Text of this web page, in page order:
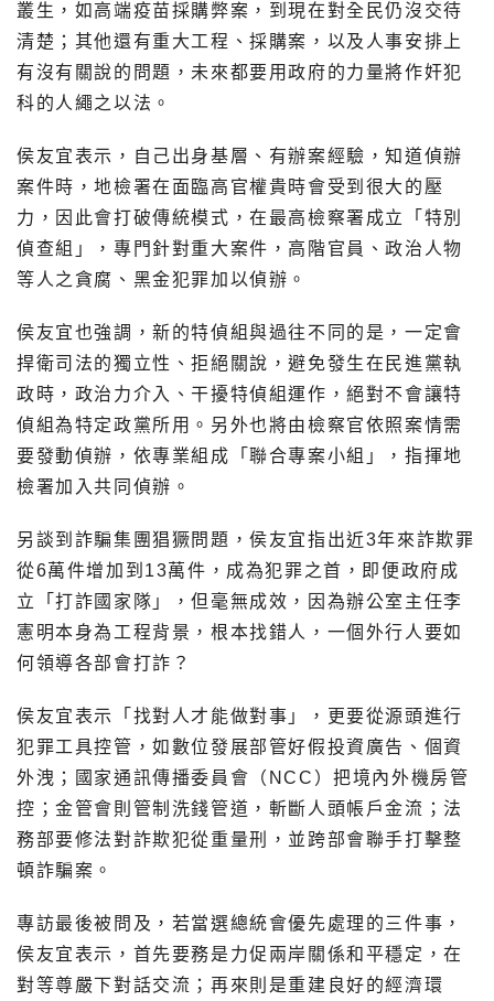
叢生，如高端疫苗採購弊案，到現在對全民仍沒交待
清楚；其他還有重大工程、採購案，以及人事安排上
有沒有關說的問題，未來都要用政府的力量將作奸犯
科的人繩之以法。
侯友宜表示，自己出身基層、有辦案經驗，知道偵辦
案件時，地檢署在面臨高官權貴時會受到很大的壓
力，因此會打破傳統模式，在最高檢察署成立「特別
偵查組」，專門針對重大案件，高階官員、政治人物
等人之貪腐、黑金犯罪加以偵辦。
侯友宜也強調，新的特偵組與過往不同的是，一定會
捍衛司法的獨立性、拒絕關說，避免發生在民進黨執
政時，政治力介入、干擾特偵組運作，絕對不會讓特
偵組為特定政黨所用。另外也將由檢察官依照案情需
要發動偵辦，依專業組成「聯合專案小組」，指揮地
檢署加入共同偵辦。
另談到詐騙集團猖獗問題，侯友宜指出近3年來詐欺罪
從6萬件增加到13萬件，成為犯罪之首，即便政府成
立「打詐國家隊」，但毫無成效，因為辦公室主任李
憲明本身為工程背景，根本找錯人，一個外行人要如
何領導各部會打詐？
侯友宜表示「找對人才能做對事」，更要從源頭進行
犯罪工具控管，如數位發展部管好假投資廣告、個資
外洩；國家通訊傳播委員會（NCC）把境內外機房管
控；金管會則管制洗錢管道，斬斷人頭帳戶金流；法
務部要修法對詐欺犯從重量刑，並跨部會聯手打擊整
頓詐騙案。
專訪最後被問及，若當選總統會優先處理的三件事，
侯友宜表示，首先要務是力促兩岸關係和平穩定，在
對等尊嚴下對話交流；再來則是重建良好的經濟環